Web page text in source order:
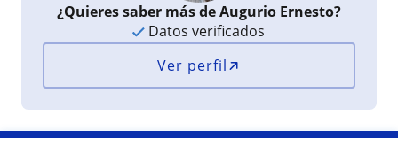
¿Quieres saber más de Augurio Ernesto?
Datos verificados
Ver perfil